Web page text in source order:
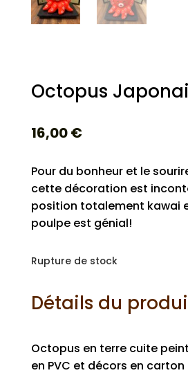
Octopus
16,00€
Pour du bonheur et le
cette décoration est
position totalement kawai
poulpe est génial!
Rupture de stock
Détails du
Octopus en terre cuite
en PVC et décors en carton